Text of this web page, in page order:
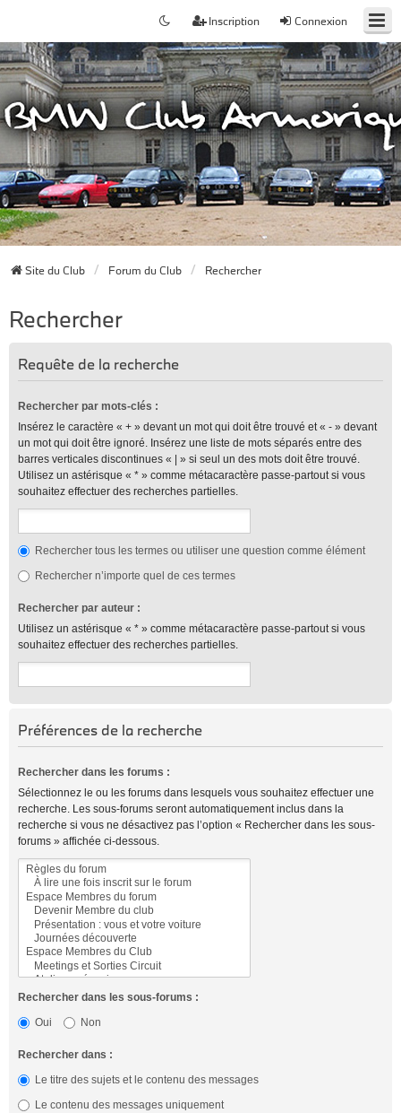
Connexion
Inscription
Site du Club Forum du Club Rechercher
Rechercher
Requête de la recherche
Rechercher par mots-clés :
Insérez le caractère « + » devant un mot qui doit être trouvé et « - » devant
un mot qui doit être ignoré. Insérez une liste de mots séparés entre des
barres verticales discontinues « | » si seul un des mots doit être trouvé.
Utilisez un astérisque « * » comme métacaractère passe-partout si vous
souhaitez effectuer des recherches partielles.
Rechercher tous les termes ou utiliser une question comme élément
Rechercher n’importe quel de ces termes
Rechercher par auteur :
Utilisez un astérisque « * » comme métacaractère passe-partout si vous
souhaitez effectuer des recherches partielles.
Préférences de la recherche
Rechercher dans les forums :
Sélectionnez le ou les forums dans lesquels vous souhaitez effectuer une
recherche. Les sous-forums seront automatiquement inclus dans la
recherche si vous ne désactivez pas l’option « Rechercher dans les sous-
forums » affichée ci-dessous.
Rechercher dans les sous-forums :
Oui
Non
Rechercher dans :
Le titre des sujets et le contenu des messages
Le contenu des messages uniquement